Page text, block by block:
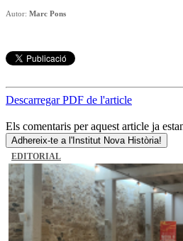
Autor: Marc Pons
Descarregar PDF de l'article
Els comentaris per aquest article ja
Adhereix-te a l'Institut Nova Història!
EDITORIAL